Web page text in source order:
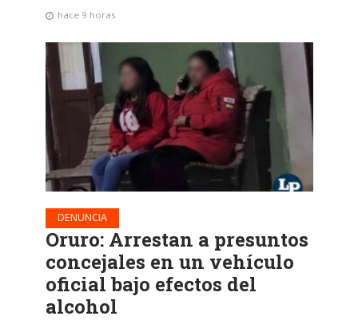
hace 9 horas
DENUNCIA
Oruro: Arrestan a presuntos
concejales en un vehículo
oficial bajo efectos del
alcohol